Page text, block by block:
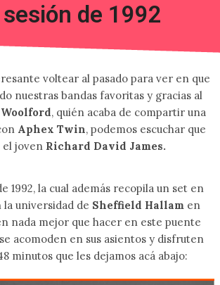
de 1992
voltear al pasado para ver en que
nuestras bandas favoritas y gracias al
, quién acaba de compartir una
Aphex Twin, podemos escuchar que
el joven Richard David James.
1992, la cual además recopila un set en
universidad de Sheffield Hallam en
nada mejor que hacer en este puente
acomoden en sus asientos y disfruten
minutos que les dejamos acá abajo: